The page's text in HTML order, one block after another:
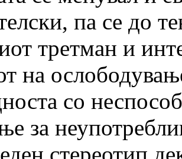
па сe до
третман и
на
со
за